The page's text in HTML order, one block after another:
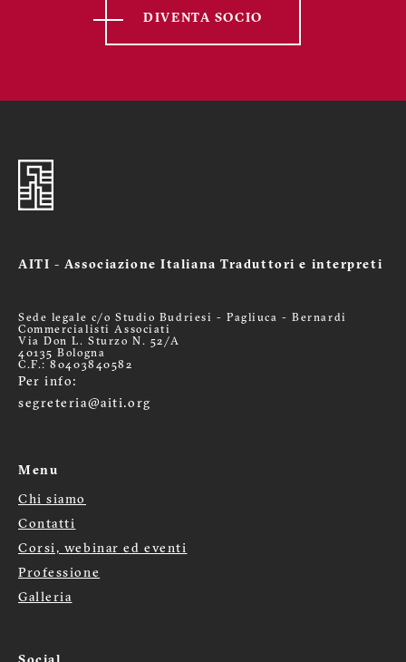
DIVENTA SOCIO
AITI - Associazione Italiana Traduttori e interpreti
Sede legale c/o Studio Budriesi - Pagliuca - Bernardi
Commercialisti Associati
Via Don L. Sturzo N. 52/A
40135 Bologna
C.F.: 80403840582
Per info:
segreteria@aiti.org
Menu
Menù
Chi siamo
Contatti
Corsi, webinar ed eventi
Professione
Galleria